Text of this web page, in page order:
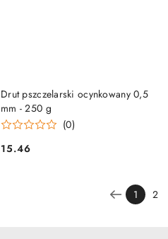
Drut pszczelarski ocynkowany 0,5
mm - 250 g
(0)
Cena:
15.46
DO KOSZYKA
1 2